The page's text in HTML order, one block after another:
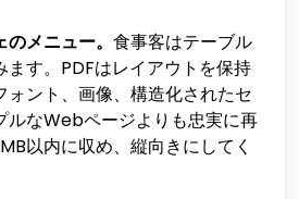
メニュー。 食事客はテーブル
ます。PDFはレイアウトを保持
ォント、画像、構造化されたセ
ルなWebページよりも忠実に再
以内に収め、縦向きにしてく